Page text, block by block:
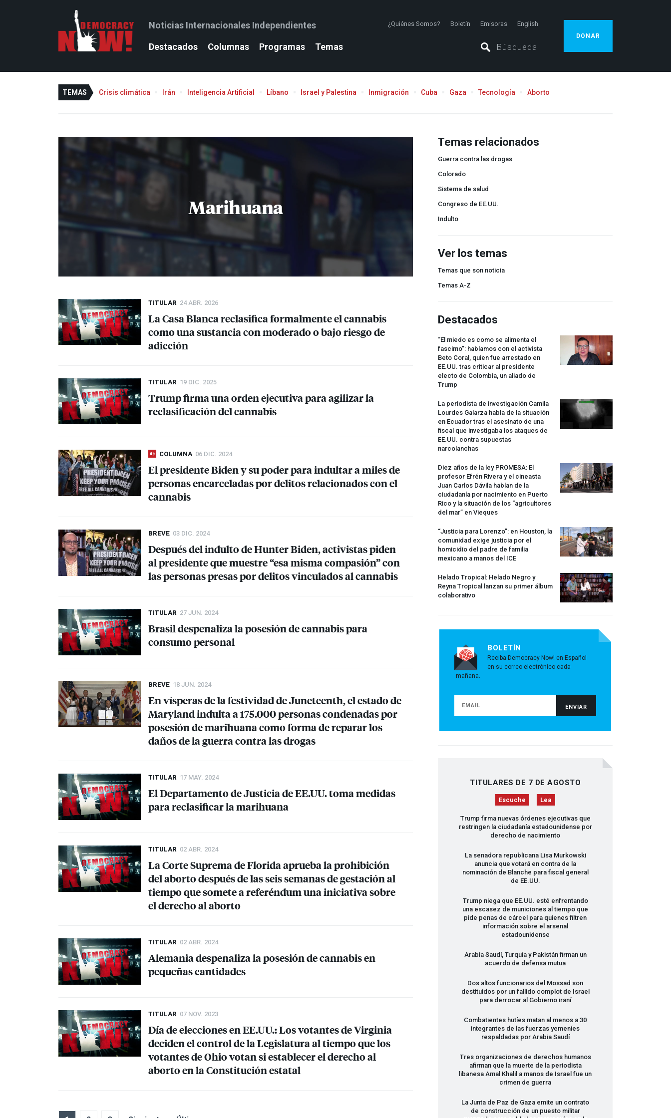
Noticias Internacionales Independientes ¿Quiénes Somos? Boletín Emisoras English
Destacados Columnas Programas Temas
DONAR
TEMAS Crisis climática Irán Inteligencia Artificial Líbano Israel y Palestina Inmigración Cuba Gaza Tecnología Aborto
Marihuana
TITULAR 24 ABR. 2026
La Casa Blanca reclasifica formalmente el cannabis
como una sustancia con moderado o bajo riesgo de
adicción
TITULAR 19 DIC. 2025
Trump firma una orden ejecutiva para agilizar la
reclasificación del cannabis
COLUMNA 06 DIC. 2024
El presidente Biden y su poder para indultar a miles de
personas encarceladas por delitos relacionados con el
cannabis
BREVE 03 DIC. 2024
Después del indulto de Hunter Biden, activistas piden
al presidente que muestre “esa misma compasión” con
las personas presas por delitos vinculados al cannabis
TITULAR 27 JUN. 2024
Brasil despenaliza la posesión de cannabis para
consumo personal
BREVE 18 JUN. 2024
En vísperas de la festividad de Juneteenth, el estado de
Maryland indulta a 175.000 personas condenadas por
posesión de marihuana como forma de reparar los
daños de la guerra contra las drogas
TITULAR 17 MAY. 2024
El Departamento de Justicia de EE.UU. toma medidas
para reclasificar la marihuana
TITULAR 02 ABR. 2024
La Corte Suprema de Florida aprueba la prohibición
del aborto después de las seis semanas de gestación al
tiempo que somete a referéndum una iniciativa sobre
el derecho al aborto
TITULAR 02 ABR. 2024
Alemania despenaliza la posesión de cannabis en
pequeñas cantidades
TITULAR 07 NOV. 2023
Día de elecciones en EE.UU.: Los votantes de Virginia
deciden el control de la Legislatura al tiempo que los
votantes de Ohio votan si establecer el derecho al
aborto en la Constitución estatal
Temas relacionados
Guerra contra las drogas
Colorado
Sistema de salud
Congreso de EE.UU.
Indulto
Ver los temas
Temas que son noticia
Temas A-Z
Destacados
“El miedo es como se alimenta el
fascimo”: hablamos con el activista
Beto Coral, quien fue arrestado en
EE.UU. tras criticar al presidente
electo de Colombia, un aliado de
Trump
La periodista de investigación Camila
Lourdes Galarza habla de la situación
en Ecuador tras el asesinato de una
fiscal que investigaba los ataques de
EE.UU. contra supuestas
narcolanchas
Diez años de la ley PROMESA: El
profesor Efrén Rivera y el cineasta
Juan Carlos Dávila hablan de la
ciudadanía por nacimiento en Puerto
Rico y la situación de los “agricultores
del mar” en Vieques
“Justicia para Lorenzo”: en Houston, la
comunidad exige justicia por el
homicidio del padre de familia
mexicano a manos del ICE
Helado Tropical: Helado Negro y
Reyna Tropical lanzan su primer álbum
colaborativo
BOLETÍN
Reciba Democracy Now! en Español
en su correo electrónico cada
mañana.
TITULARES DE 7 DE AGOSTO
Escuche Lea
Trump firma nuevas órdenes ejecutivas que
restringen la ciudadanía estadounidense por
derecho de nacimiento
La senadora republicana Lisa Murkowski
anuncia que votará en contra de la
nominación de Blanche para fiscal general
de EE.UU.
Trump niega que EE.UU. esté enfrentando
una escasez de municiones al tiempo que
pide penas de cárcel para quienes filtren
información sobre el arsenal
estadounidense
Arabia Saudí, Turquía y Pakistán firman un
acuerdo de defensa mutua
Dos altos funcionarios del Mossad son
destituidos por un fallido complot de Israel
para derrocar al Gobierno iraní
Combatientes hutíes matan al menos a 30
integrantes de las fuerzas yemeníes
respaldadas por Arabia Saudí
Tres organizaciones de derechos humanos
afirman que la muerte de la periodista
libanesa Amal Khalil a manos de Israel fue un
crimen de guerra
La Junta de Paz de Gaza emite un contrato
de construcción de un puesto militar